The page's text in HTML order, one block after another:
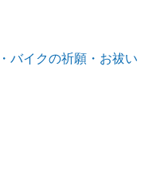
バイクの祈願・お祓い